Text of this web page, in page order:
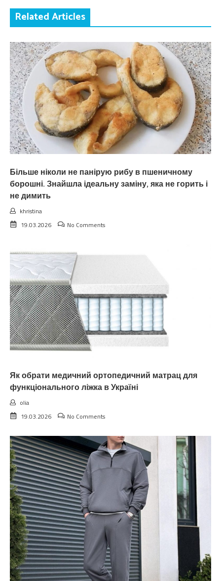
Related Articles
Більше ніколи не панірую рибу в пшеничному
борошні. Знайшла ідеальну заміну, яка не горить і
не димить
khristina
19.03.2026
No Comments
Як обрати медичний ортопедичний матрац для
функціонального ліжка в Україні
olia
19.03.2026
No Comments